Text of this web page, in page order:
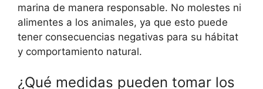
marina de manera responsable. No molestes ni
alimentes a los animales, ya que esto puede
tener consecuencias negativas para su hábitat
y comportamiento natural.
¿Qué medidas pueden tomar los